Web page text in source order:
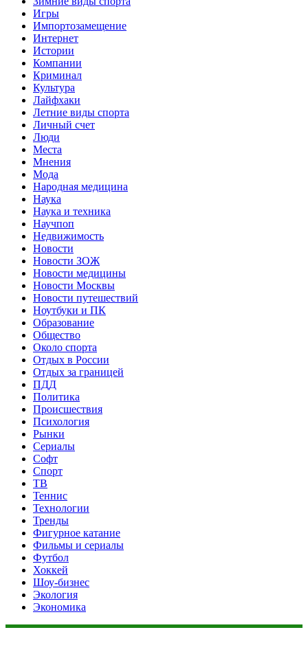
Игры
Импортозамещение
Интернет
Истории
Компании
Криминал
Культура
Лайфхаки
Летние виды спорта
Личный счет
Люди
Места
Мнения
Мода
Народная медицина
Наука
Наука и техника
Научпоп
Недвижимость
Новости
Новости ЗОЖ
Новости медицины
Новости Москвы
Новости путешествий
Ноутбуки и ПК
Образование
Общество
Около спорта
Отдых в России
Отдых за границей
ПДД
Политика
Происшествия
Психология
Рынки
Сериалы
Софт
Спорт
ТВ
Теннис
Технологии
Тренды
Фигурное катание
Фильмы и сериалы
Футбол
Хоккей
Шоу-бизнес
Экология
Экономика